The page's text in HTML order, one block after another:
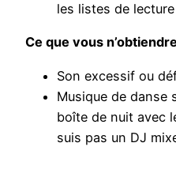
les listes de
Ce que vous
Son excessif ou
Musique de danse
boîte de nuit avec
suis pas un DJ